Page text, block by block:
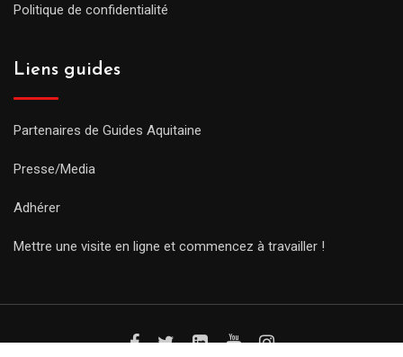
Politique de confidentialité
Liens guides
Partenaires de Guides Aquitaine
Presse/Media
Adhérer
Mettre une visite en ligne et commencez à travailler !